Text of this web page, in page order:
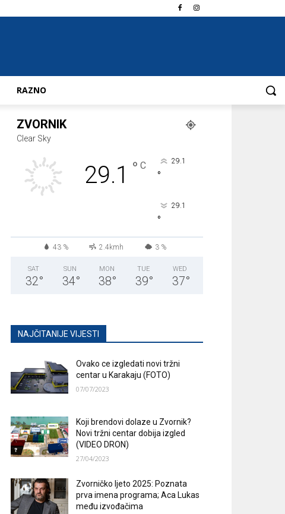
RAZNO
ZVORNIK
Clear Sky
29.1 ° C 29.1
°
29.1
°
43 % 2.4kmh 3 %
SAT
32°
SUN
34°
MON
38°
TUE
39°
WED
37°
NAJČITANIJE VIJESTI
Ovako ce izgledati novi tržni
centar u Karakaju (FOTO)
07/07/2023
Koji brendovi dolaze u Zvornik?
Novi tržni centar dobija izgled
(VIDEO DRON)
27/04/2023
Zvorničko ljeto 2025: Poznata
prva imena programa; Aca Lukas
među izvođačima